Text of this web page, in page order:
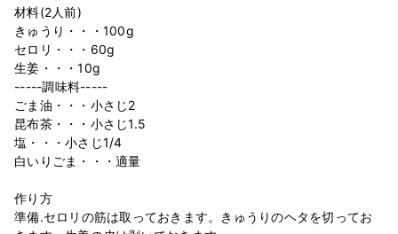
材料(2人前)
きゅうり・・・100g
セロリ・・・60g
生姜・・・10g
-----調味料-----
ごま油・・・小さじ2
昆布茶・・・小さじ1.5
塩・・・小さじ1/4
白いりごま・・・適量
作り方
準備.セロリの筋は取っておきます。きゅうりのヘタを切ってお